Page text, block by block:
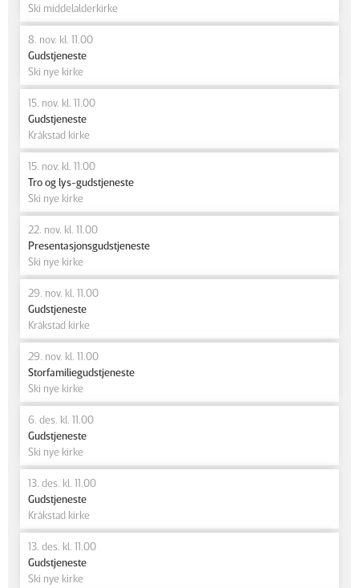
Ski middelalderkirke
8. nov. kl. 11.00
Gudstjeneste
Ski nye kirke
15. nov. kl. 11.00
Gudstjeneste
Kråkstad kirke
15. nov. kl. 11.00
Tro og lys-gudstjeneste
Ski nye kirke
22. nov. kl. 11.00
Presentasjonsgudstjeneste
Ski nye kirke
29. nov. kl. 11.00
Gudstjeneste
Kråkstad kirke
29. nov. kl. 11.00
Storfamiliegudstjeneste
Ski nye kirke
6. des. kl. 11.00
Gudstjeneste
Ski nye kirke
13. des. kl. 11.00
Gudstjeneste
Kråkstad kirke
13. des. kl. 11.00
Gudstjeneste
Ski nye kirke